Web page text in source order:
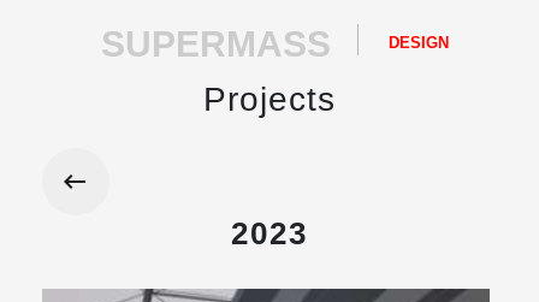
SUPERMASS DESIGN
Projects
2023